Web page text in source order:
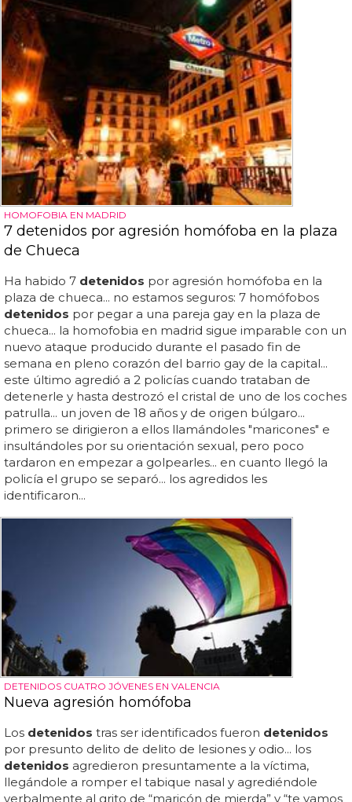
HOMOFOBIA EN MADRID
7 detenidos por agresión homófoba en la plaza
de Chueca
Ha habido 7 detenidos por agresión homófoba en la
plaza de chueca... no estamos seguros: 7 homófobos
detenidos por pegar a una pareja gay en la plaza de
chueca... la homofobia en madrid sigue imparable con un
nuevo ataque producido durante el pasado fin de
semana en pleno corazón del barrio gay de la capital...
este último agredió a 2 policías cuando trataban de
detenerle y hasta destrozó el cristal de uno de los coches
patrulla... un joven de 18 años y de origen búlgaro...
primero se dirigieron a ellos llamándoles "maricones" e
insultándoles por su orientación sexual, pero poco
tardaron en empezar a golpearles... en cuanto llegó la
policía el grupo se separó... los agredidos les
identificaron...
DETENIDOS CUATRO JÓVENES EN VALENCIA
Nueva agresión homófoba
Los detenidos tras ser identificados fueron detenidos
por presunto delito de delito de lesiones y odio... los
detenidos agredieron presuntamente a la víctima,
llegándole a romper el tabique nasal y agrediéndole
verbalmente al grito de “maricón de mierda” y “te vamos